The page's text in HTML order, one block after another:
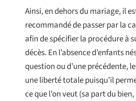
Ainsi, en dehors du mariage, il
recommandé de passer par la
afin de spécifier la procédure à
décès. En l’absence d’enfants
question ou d’une précédente,
une liberté totale puisqu’il
ce que l’on veut (sa part du